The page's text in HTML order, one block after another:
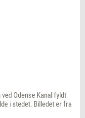
Odense Kanal fyldt
i stedet. Billedet er fra